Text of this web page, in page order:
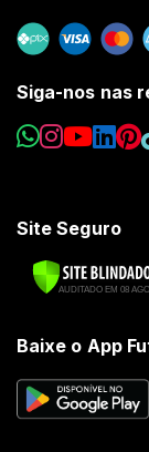
Siga-nos nas
Site Seguro
Baixe o App